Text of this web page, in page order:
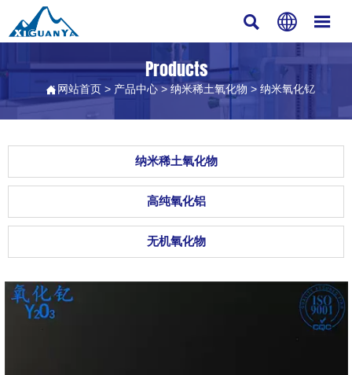
  
Products
网站首页 > 产品中心 > 纳米稀土氧化物 > 纳米氧化钇
纳米稀土氧化物
高纯氧化铝
无机氧化物